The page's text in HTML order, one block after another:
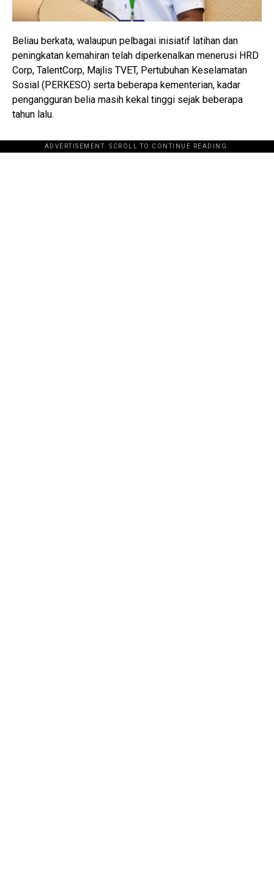
Beliau berkata, walaupun pelbagai inisiatif latihan dan
peningkatan kemahiran telah diperkenalkan menerusi HRD
Corp, TalentCorp, Majlis TVET, Pertubuhan Keselamatan
Sosial (PERKESO) serta beberapa kementerian, kadar
pengangguran belia masih kekal tinggi sejak beberapa
tahun lalu.
ADVERTISEMENT. SCROLL TO CONTINUE READING.